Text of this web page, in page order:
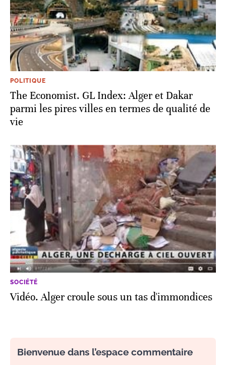
POLITIQUE
The Economist. GL Index: Alger et Dakar
parmi les pires villes en termes de qualité de
vie
SOCIÉTÉ
Vidéo. Alger croule sous un tas d'immondices
Bienvenue dans l’espace commentaire